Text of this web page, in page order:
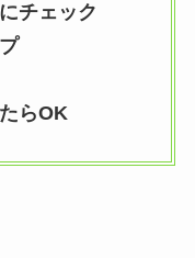
チェック
らOK